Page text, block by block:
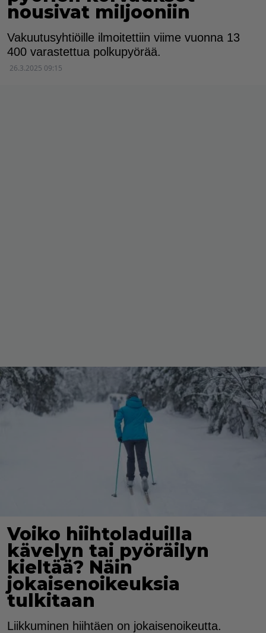
nousivat miljooniin
Vakuutusyhtiöille ilmoitettiin viime vuonna 13
400 varastettua polkupyörää.
26.3.2025 09:15
Voiko hiihtoladuilla
kävelyn tai pyöräilyn
kieltää? Näin
jokaisenoikeuksia
tulkitaan
Liikkuminen hiihtäen on jokaisenoikeutta.